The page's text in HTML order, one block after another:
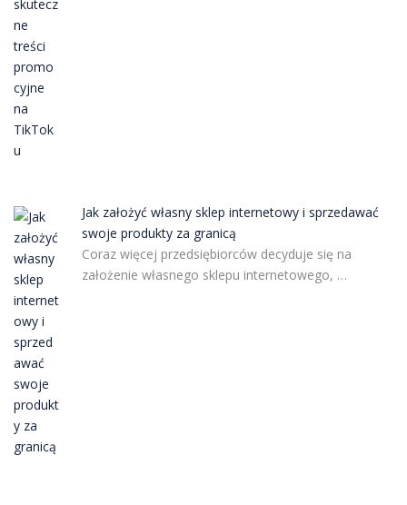
Jak założyć własny sklep internetowy i sprzedawać
swoje produkty za granicą
Coraz więcej przedsiębiorców decyduje się na
założenie własnego sklepu internetowego, …